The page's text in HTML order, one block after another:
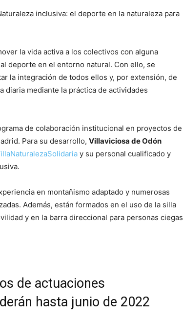
inclusiva: el deporte en la naturaleza para
la vida activa a los colectivos con alguna
deporte en el entorno natural. Con ello, se
la integración de todos ellos y, por extensión, de
diaria mediante la práctica de actividades
de colaboración institucional en proyectos de
Para su desarrollo, Villaviciosa de Odón
y su personal cualificado y
en montañismo adaptado y numerosas
Además, están formados en el uso de la silla
y en la barra direccional para personas ciegas
de actuaciones
hasta junio de 2022